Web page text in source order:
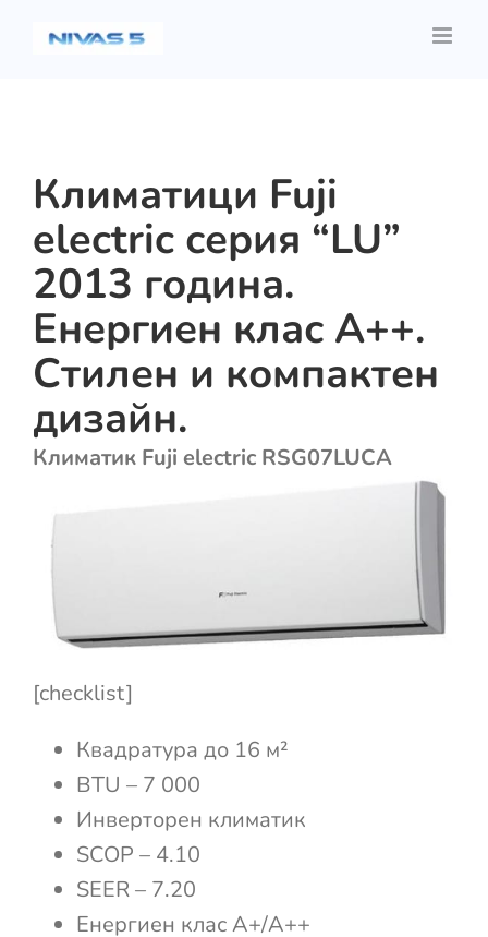
Климатици Fuji
electric серия “LU”
2013 година.
Енергиен клас А++.
Стилен и компактен
дизайн.
Климатик Fuji electric RSG07LUCA
[checklist]
Квадратура до 16 м²
BTU – 7 000
Инверторен климатик
SCOP – 4.10
SEER – 7.20
Енергиен клас А+/А++